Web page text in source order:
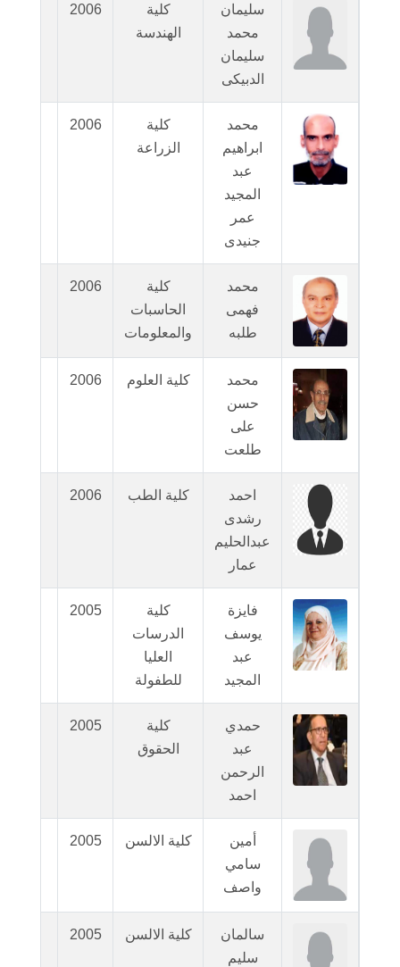
سليمان
محمد
سليمان
الدبيكى
كلية
الهندسة
2006
محمد
ابراهيم
عبد
المجيد
عمر
جنيدى
كلية
الزراعة
2006
محمد
فهمى
طلبه
كلية
الحاسبات
والمعلومات
2006
محمد
حسن
على
طلعت
كلية العلوم 2006
احمد
رشدى
عبدالحليم
عمار
كلية الطب 2006
فايزة
يوسف
عبد
المجيد
كلية
الدرسات
العليا
للطفولة
2005
حمدي
عبد
الرحمن
احمد
كلية
الحقوق
2005
أمين
سامي
واصف
كلية الالسن 2005
سالمان
سليم
كلية الالسن 2005